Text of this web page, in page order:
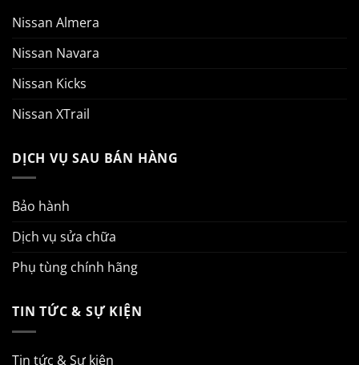
Nissan Almera
Nissan Navara
Nissan Kicks
Nissan XTrail
DỊCH VỤ SAU BÁN HÀNG
Bảo hành
Dịch vụ sửa chữa
Phụ tùng chính hãng
TIN TỨC & SỰ KIỆN
Tin tức & Sự kiện